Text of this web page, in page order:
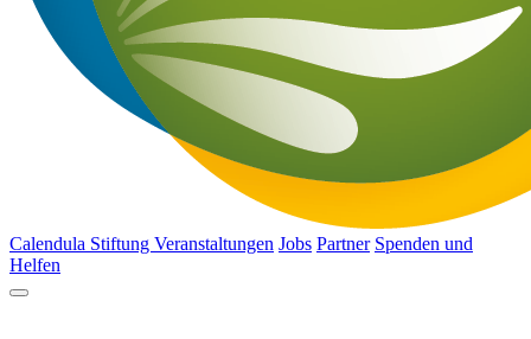
Calendula Stiftung Veranstaltungen Jobs Partner Spenden und
Helfen